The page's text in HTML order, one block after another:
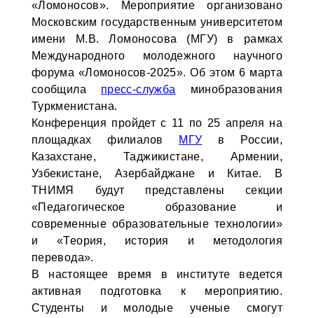
«Ломоносов». Мероприятие организовано
Московским государственным университетом
имени М.В. Ломоносова (МГУ) в рамках
Международного молодежного научного
форума «Ломоносов-2025». Об этом 6 марта
сообщила пресс-служба
минобразования
Туркменистана.
Конференция пройдет с 11 по 25 апреля на
площадках филиалов
МГУ в России,
Казахстане, Таджикистане, Армении,
Узбекистане, Азербайджане и Китае. В
ТНИМЯ будут представлены секции
«Педагогическое образование и
современные образовательные технологии»
и «Теория, история и методология
перевода».
В настоящее время в институте ведется
активная подготовка к мероприятию.
Студенты и молодые ученые смогут